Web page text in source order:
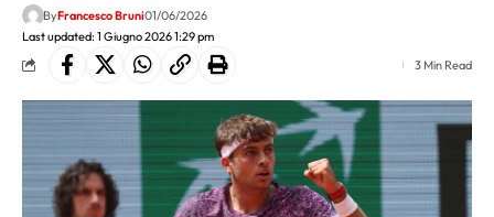
Last updated: 1 Giugno 2026 1:29 pm
ByFrancesco Bruni01/06/2026
3 Min Read